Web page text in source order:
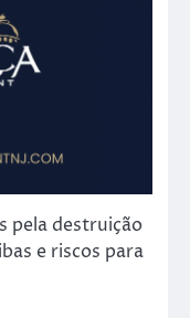
pela destruição
e riscos para